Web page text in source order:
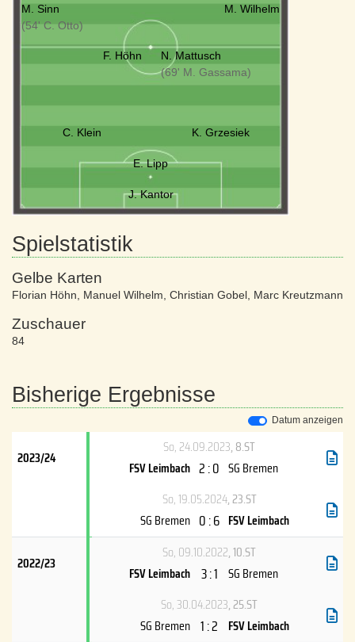
M. Sinn
(54' C. Otto)
M. Wilhelm
F. Höhn
N. Mattusch
(69' M. Gassama)
C. Klein K. Grzesiek
E. Lipp
J. Kantor
Spielstatistik
Gelbe Karten
Florian Höhn Manuel Wilhelm Christian Gobel Marc Kreutzmann
Zuschauer
84
Bisherige Ergebnisse
Datum anzeigen
2023/24
So, 24.09.2023, 8.ST
FSV Leimbach 2 : 0 SG Bremen
So, 19.05.2024, 23.ST
SG Bremen 0 : 6 FSV Leimbach
2022/23
So, 09.10.2022, 10.ST
FSV Leimbach 3 : 1 SG Bremen
So, 30.04.2023, 25.ST
SG Bremen 1 : 2 FSV Leimbach